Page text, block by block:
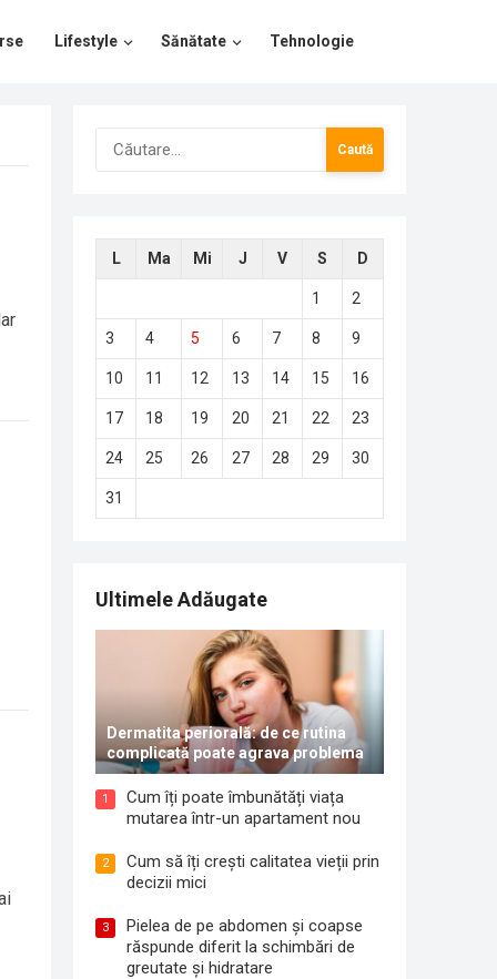
Lifestyle Sănătate Tehnologie
Caută
după:
L Ma Mi J V S D
1 2
3 4 5 6 7 8 9
10 11 12 13 14 15 16
17 18 19 20 21 22 23
24 25 26 27 28 29 30
31
Ultimele Adăugate
Dermatita periorală: de ce rutina
complicată poate agrava problema
1
Cum îți poate îmbunătăți viața
mutarea într-un apartament nou
2
Cum să îți crești calitatea vieții prin
decizii mici
3
Pielea de pe abdomen și coapse
răspunde diferit la schimbări de
greutate și hidratare